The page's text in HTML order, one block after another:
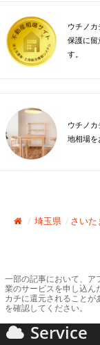
ウチノ
保護に留
す。
ウチノ
地相場を
埼玉県 さいた
一部の記事において、ア
業のサービスを申し込ん
カチに還元されることが
を確認してください。
Service